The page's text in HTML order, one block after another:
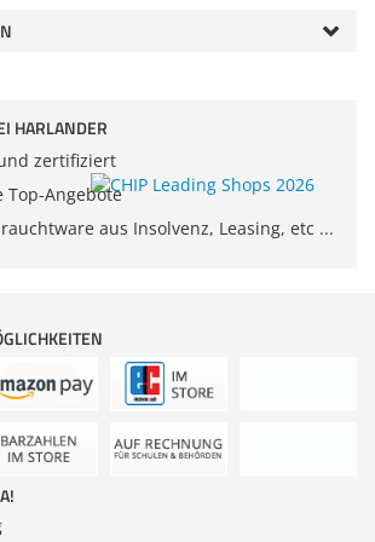
Merkzettel
HARLANDER
zertifiziert
Top-Angebote
aus Insolvenz, Leasing, etc ...